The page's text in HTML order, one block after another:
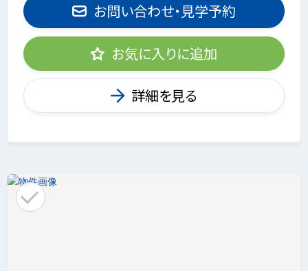
お問い合わせ・見学予約
お気に入りに追加
詳細を見る